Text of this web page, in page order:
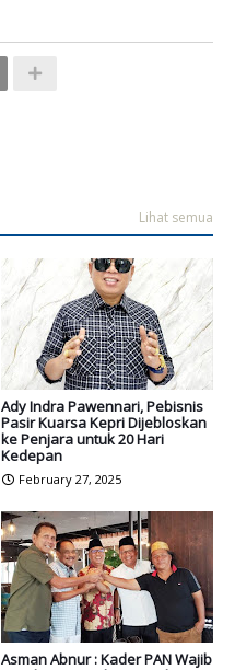
Lihat semua
Ady Indra Pawennari, Pebisnis
Pasir Kuarsa Kepri Dijebloskan
ke Penjara untuk 20 Hari
Kedepan
February 27, 2025
Asman Abnur : Kader PAN Wajib